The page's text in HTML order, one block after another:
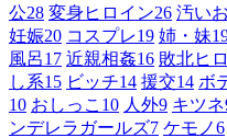
公28 変身ヒロイン26 汚い
妊娠20 コスプレ19 姉・妹
風呂17 近親相姦16 敗北ヒ
し系15 ビッチ14 援交14 ボ
10 おしっこ 10 人外9 キツネ
ンデレラガールズ7 ケモノ6